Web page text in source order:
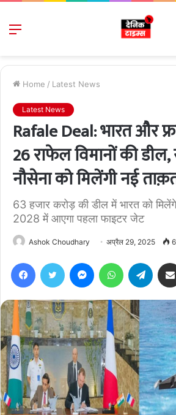
Menu
Home / Latest News
Latest News
Rafale Deal: भारत और
26 राफेल विमानों की
नौसेना को मिलेंगी नई
63 हजार करोड़ की डील में भारत को
2028 में आएगा पहला फाइटर जेट
Ashok Choudhary अप्रैल 29, 2025
FacebookTwitter MessengerWhatsApp